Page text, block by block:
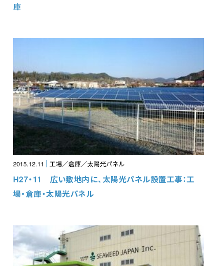
庫
2015.12.11 工場／倉庫／太陽光パネル
H27・11 広い敷地内に、太陽光パネル設置工事：工
場・倉庫・太陽光パネル